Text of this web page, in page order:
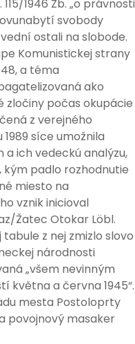
1946 Zb. „o právnosti
svobody
ostali na slobode.
Komunistickej strany
a téma
ako
zločiny počas okupácie
z verejného
síce umožnila
ich vedeckú analýzu,
padlo rozhodnutie
miesto na
vznik inicioval
Žatec Otokar Löbl.
z nej zmizlo slovo
národnosti
„všem nevinným
a června 1945“.
mesta Postoloprty
povojnový masaker